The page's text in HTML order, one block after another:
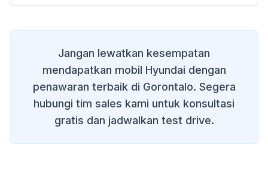
Jangan lewatkan kesempatan
mendapatkan mobil Hyundai dengan
penawaran terbaik di Gorontalo. Segera
hubungi tim sales kami untuk konsultasi
gratis dan jadwalkan test drive.